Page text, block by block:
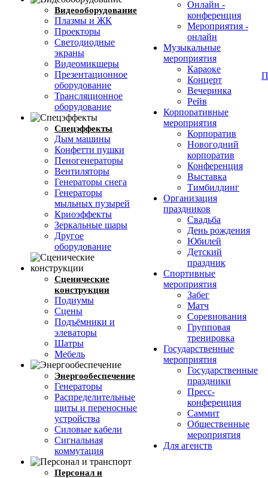
Видеооборудование
Плазмы и ЖК
Проекторы
Светодиодные
экраны
Видеомикшеры
Презентационное
оборудование
Трансляционное
оборудование
Спецэффекты
Дым машины
Конфетти пушки
Пеногенераторы
Вентиляторы
Генераторы снега
Генераторы
мыльных пузырей
Криоэффекты
Зеркальные шары
Другое
оборудование
Сценические
конструкции
Подиумы
Сцены
Подъёмники и
элеваторы
Шатры
Мебель
Энергообеспечение
Генераторы
Распределительные
щиты и переносные
устройства
Силовые кабели
Сигнальная
коммутация
Персонал и
Онлайн -
конференция
Мероприятия -
онлайн
Музыкальные
мероприятия
Караоке
Концерт
Вечеринка
Рейв
Корпоративные
мероприятия
Корпоратив
Новогодний
корпоратив
Конференция
Выставка
Тимбилдинг
Организация
праздников
Свадьба
День рождения
Юбилей
Детский
праздник
Спортивные
мероприятия
Забег
Матч
Соревнования
Групповая
тренировка
Государственные
мероприятия
Государственные
праздники
Пресс-
конференция
Саммит
Общественные
мероприятия
Для агенств